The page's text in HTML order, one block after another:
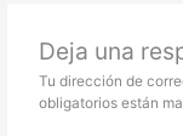
Deja una
Tu dirección de
obligatorios están